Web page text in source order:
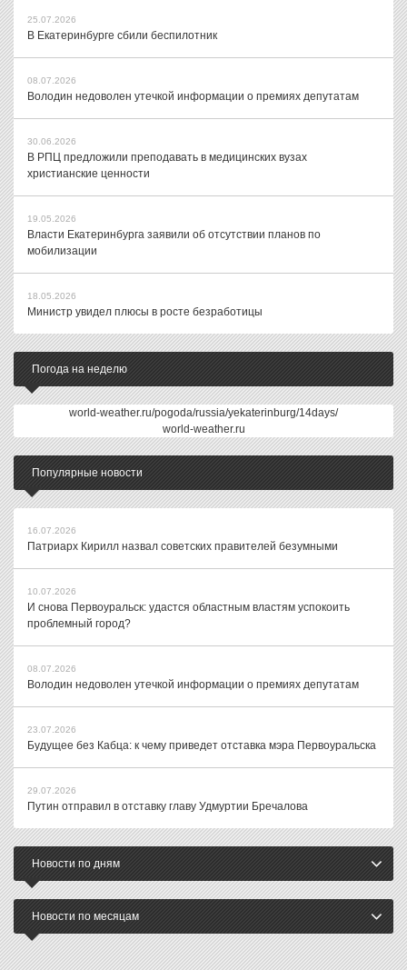
25.07.2026
В Екатеринбурге сбили беспилотник
08.07.2026
Володин недоволен утечкой информации о премиях депутатам
30.06.2026
В РПЦ предложили преподавать в медицинских вузах
христианские ценности
19.05.2026
Власти Екатеринбурга заявили об отсутствии планов по
мобилизации
18.05.2026
Министр увидел плюсы в росте безработицы
Погода на неделю
world-weather.ru/pogoda/russia/yekaterinburg/14days/
world-weather.ru
Популярные новости
16.07.2026
Патриарх Кирилл назвал советских правителей безумными
10.07.2026
И снова Первоуральск: удастся областным властям успокоить
проблемный город?
08.07.2026
Володин недоволен утечкой информации о премиях депутатам
23.07.2026
Будущее без Кабца: к чему приведет отставка мэра Первоуральска
29.07.2026
Путин отправил в отставку главу Удмуртии Бречалова
Новости по дням
Новости по месяцам